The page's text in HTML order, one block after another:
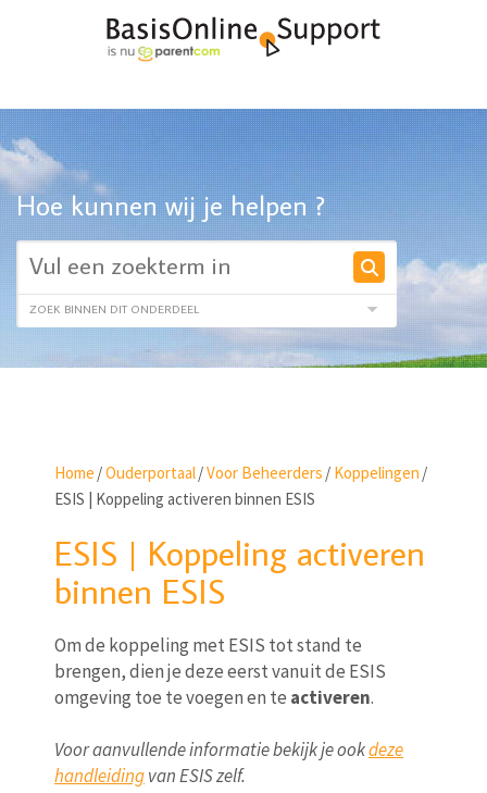
Hoe kunnen wij je helpen ?
Home /Ouderportaal/Voor Beheerders / Koppelingen /
ESIS | Koppeling activeren binnen ESIS
ESIS | Koppeling activeren
binnen ESIS
Om de koppeling met ESIS tot stand te
brengen, dien je deze eerst vanuit de ESIS
omgeving toe te voegen en te activeren.
Voor aanvullende informatie bekijk je ookdeze
handleidingvan ESIS zelf.